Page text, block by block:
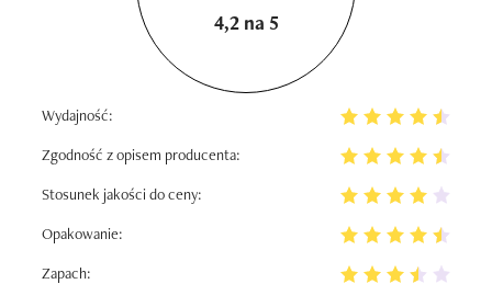
4,2 na 5
Wydajność:
Zgodność z opisem producenta:
Stosunek jakości do ceny:
Opakowanie:
Zapach: